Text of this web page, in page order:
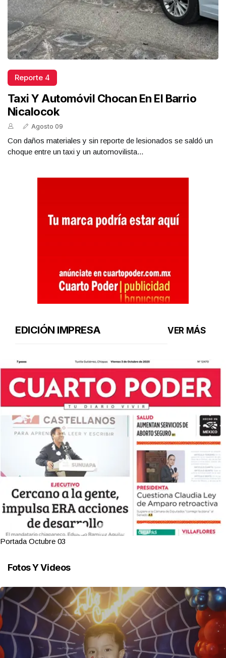
Reporte 4
Taxi Y Automóvil Chocan En El Barrio
Nicalocok
Agosto 09
Con daños materiales y sin reporte de lesionados se saldó un
choque entre un taxi y un automovilista...
EDICIÓN IMPRESA VER MÁS
Portada Octubre 03
Fotos Y Videos